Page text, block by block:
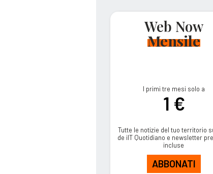
Web Now
Mensile
I primi tre mesi solo a
1 €
Tutte le notizie del tuo territorio
de ilT Quotidiano e newsletter
incluse
ABBONATI